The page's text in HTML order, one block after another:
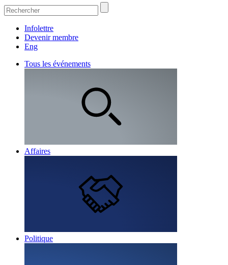
Infolettre
Devenir membre
Eng
Tous les événements
Affaires
Politique